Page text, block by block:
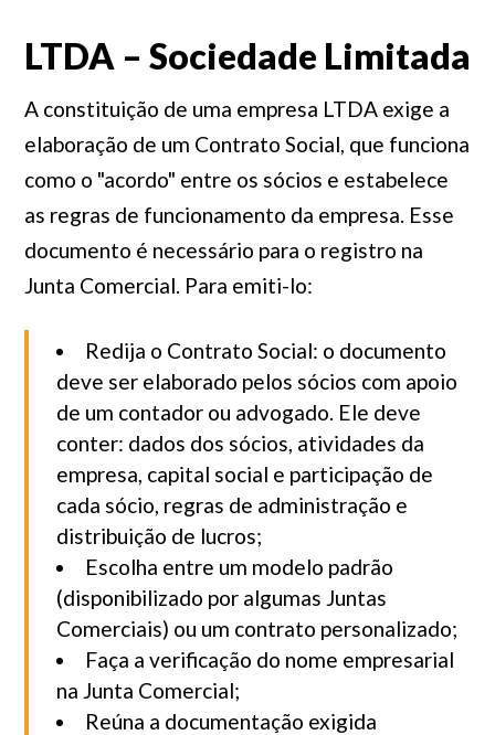
LTDA – Sociedade Limitada
A constituição de uma empresa LTDA exige a
elaboração de um Contrato Social, que funciona
como o "acordo" entre os sócios e estabelece
as regras de funcionamento da empresa. Esse
documento é necessário para o registro na
Junta Comercial. Para emiti-lo:
Redija o Contrato Social: o documento
deve ser elaborado pelos sócios com apoio
de um contador ou advogado. Ele deve
conter: dados dos sócios, atividades da
empresa, capital social e participação de
cada sócio, regras de administração e
distribuição de lucros;
Escolha entre um modelo padrão
(disponibilizado por algumas Juntas
Comerciais) ou um contrato personalizado;
Faça a verificação do nome empresarial
na Junta Comercial;
Reúna a documentação exigida